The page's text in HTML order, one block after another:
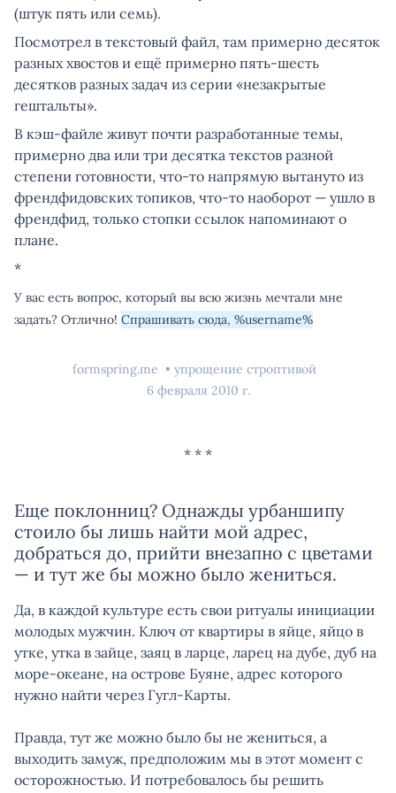
(штук пять или семь).
Посмотрел в текстовый файл, там примерно десяток
разных хвостов и ещё примерно пять-шесть
десятков разных задач из серии «незакрытые
гештальты».
В кэш-файле живут почти разработанные темы,
примерно два или три десятка текстов разной
степени готовности, что-то напрямую вытануто из
френдфидовских топиков, что-то наоборот — ушло в
френдфид, только стопки ссылок напоминают о
плане.
*
У вас есть вопрос, который вы всю жизнь мечтали мне
задать? Отлично! Спрашивать сюда, %username%
formspring.me
упрощение строптивой
6 февраля 2010 г.
Еще поклонниц? Однажды урбаншипу
стоило бы лишь найти мой адрес,
добраться до, прийти внезапно с цветами
— и тут же бы можно было жениться.
Да, в каждой культуре есть свои ритуалы инициации
молодых мужчин. Ключ от квартиры в яйце, яйцо в
утке, утка в зайце, заяц в ларце, ларец на дубе, дуб на
море-океане, на острове Буяне, адрес которого
нужно найти через Гугл-Карты.
Правда, тут же можно было бы не жениться, а
выходить замуж, предположим мы в этот момент с
осторожностью. И потребовалось бы решить